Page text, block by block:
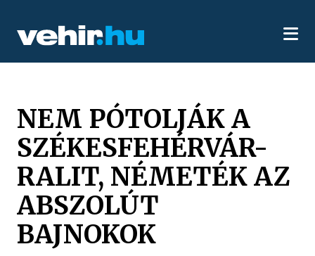
NEM PÓTOLJÁK A
SZÉKESFEHÉRVÁR-
RALIT, NÉMETÉK AZ
ABSZOLÚT
BAJNOKOK